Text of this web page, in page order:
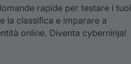
rapide per testare i tuoi
la classifica e imparare a
online. Diventa cyberninja!